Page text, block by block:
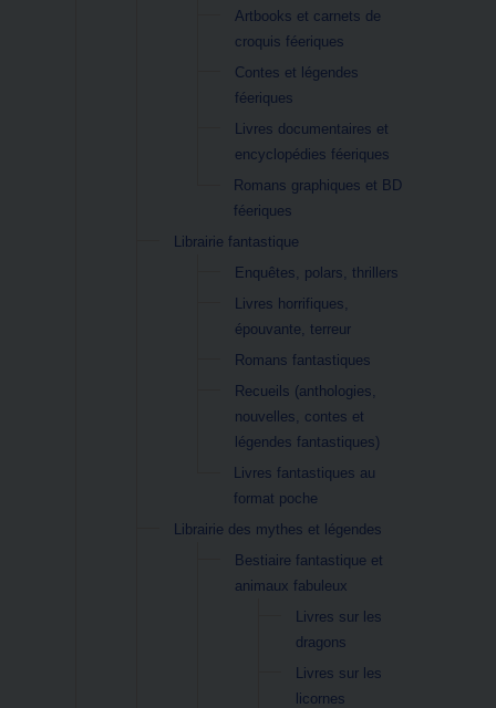
Artbooks et carnets de
croquis féeriques
Contes et légendes
féeriques
Livres documentaires et
encyclopédies féeriques
Romans graphiques et BD
féeriques
Librairie fantastique
Enquêtes, polars, thrillers
Livres horrifiques,
épouvante, terreur
Romans fantastiques
Recueils (anthologies,
nouvelles, contes et
légendes fantastiques)
Livres fantastiques au
format poche
Librairie des mythes et légendes
Bestiaire fantastique et
animaux fabuleux
Livres sur les
dragons
Livres sur les
licornes